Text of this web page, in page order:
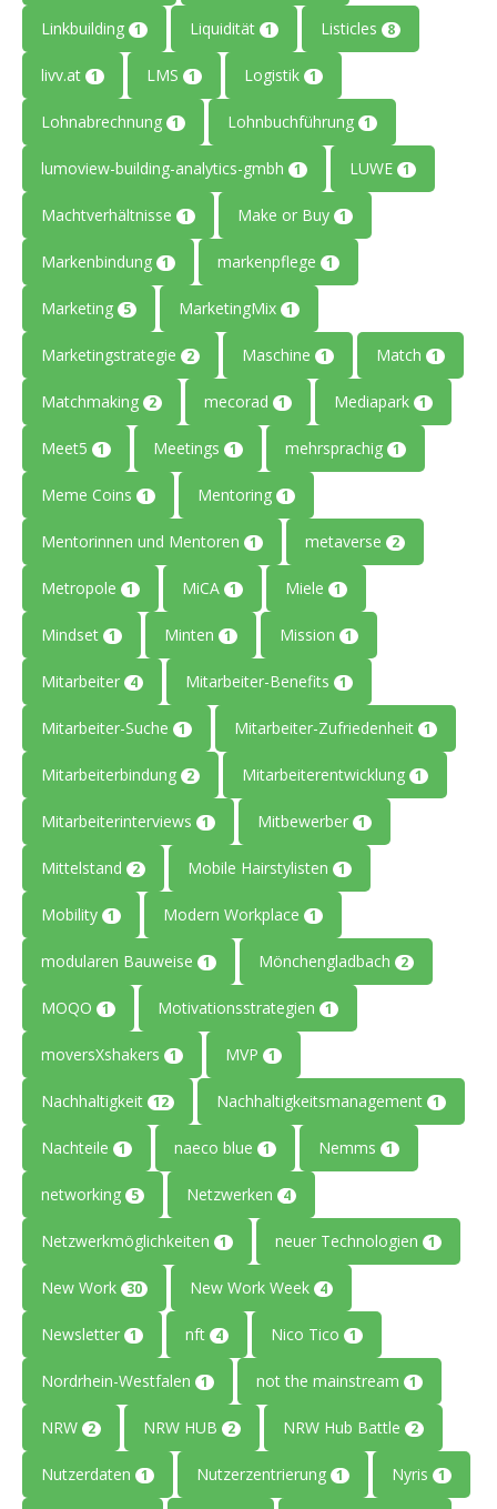
Linkbuilding 1 Liquidität 1 Listicles 8
livv.at 1 LMS 1 Logistik 1
Lohnabrechnung 1 Lohnbuchführung 1
lumoview-building-analytics-gmbh 1 LUWE 1
Machtverhältnisse 1 Make or Buy 1
Markenbindung 1 markenpflege 1
Marketing 5 MarketingMix 1
Marketingstrategie 2 Maschine 1 Match 1
Matchmaking 2 mecorad 1 Mediapark 1
Meet5 1 Meetings 1 mehrsprachig 1
Meme Coins 1 Mentoring 1
Mentorinnen und Mentoren 1 metaverse 2
Metropole 1 MiCA 1 Miele 1
Mindset 1 Minten 1 Mission 1
Mitarbeiter 4 Mitarbeiter-Benefits 1
Mitarbeiter-Suche 1 Mitarbeiter-Zufriedenheit 1
Mitarbeiterbindung 2 Mitarbeiterentwicklung 1
Mitarbeiterinterviews 1 Mitbewerber 1
Mittelstand 2 Mobile Hairstylisten 1
Mobility 1 Modern Workplace 1
modularen Bauweise 1 Mönchengladbach 2
MOQO 1 Motivationsstrategien 1
moversXshakers 1 MVP 1
Nachhaltigkeit 12 Nachhaltigkeitsmanagement 1
Nachteile 1 naeco blue 1 Nemms 1
networking 5 Netzwerken 4
Netzwerkmöglichkeiten 1 neuer Technologien 1
New Work 30 New Work Week 4
Newsletter 1 nft 4 Nico Tico 1
Nordrhein-Westfalen 1 not the mainstream 1
NRW 2 NRW HUB 2 NRW Hub Battle 2
Nutzerdaten 1 Nutzerzentrierung 1 Nyris 1